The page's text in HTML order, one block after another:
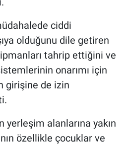
ciddi
olduğunu dile getiren
tahrip ettiğini ve
onarımı için
girişine de izin
yerleşim alanlarına yakın
özellikle çocuklar ve